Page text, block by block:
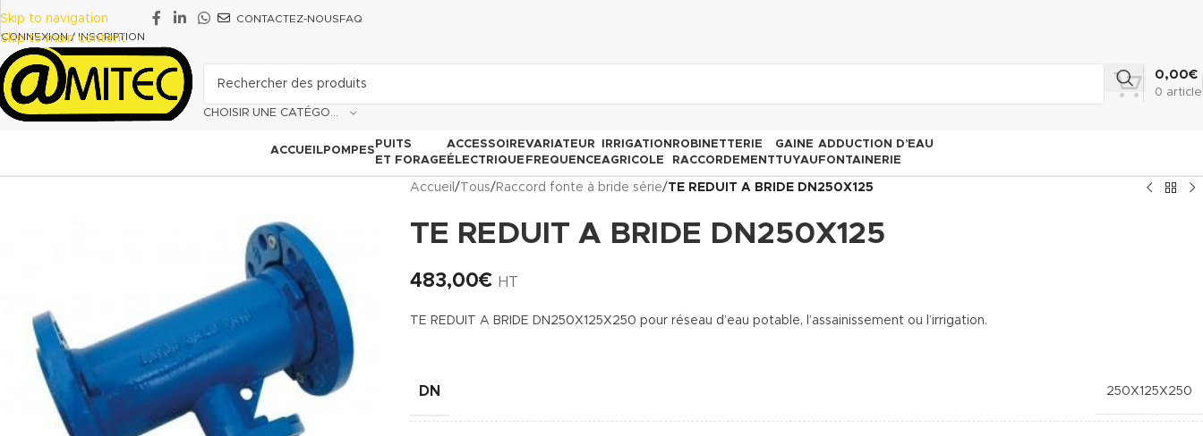
Skip to navigation
Skip to main content
CONNEXION / INSCRIPTION
CONTACTEZ-NOUSFAQ
0 article
0,00€
ACCUEILPOMPES
PUITS
ET FORAGE
ACCESSOIRE
ÉLECTRIQUE
VARIATEUR
FREQUENCE
IRRIGATION
AGRICOLE
ROBINETTERIE
RACCORDEMENT
GAINE
TUYAU
ADDUCTION D’EAU
FONTAINERIE
Accueil / Tous/ Raccord fonte à bride série/TE REDUIT A BRIDE DN250X125
TE REDUIT A BRIDE DN250X125
483,00€ HT
TE REDUIT A BRIDE DN250X125X250 pour réseau d’eau potable, l’assainissement ou l’irrigation.
DN 250X125X250